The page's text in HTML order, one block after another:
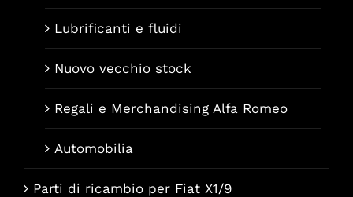
Lubrificanti e fluidi
Nuovo vecchio stock
Regali e Merchandising Alfa Romeo
Automobilia
Parti di ricambio per Fiat X1/9